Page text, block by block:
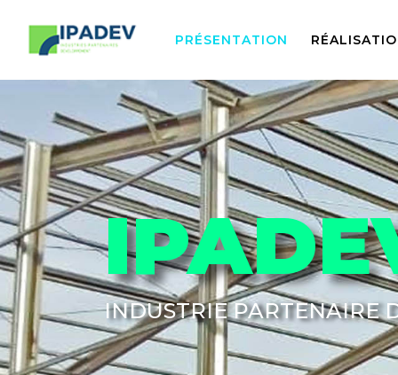
PRÉSENTATION
INDUSTRIE PARTENAIRE